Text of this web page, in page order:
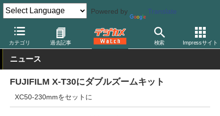
Powered by Translate
カテゴリ 過去記事 検索 Impressサイト
デジカメ Watch カメラ ミラーレスカメラ 富士フイルム
ニュース
FUJIFILM X-T30にダブルズームキット
XC50-230mmをセットに